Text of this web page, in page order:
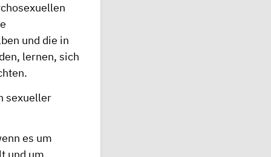
und die in
lernen, sich
sexueller
es um